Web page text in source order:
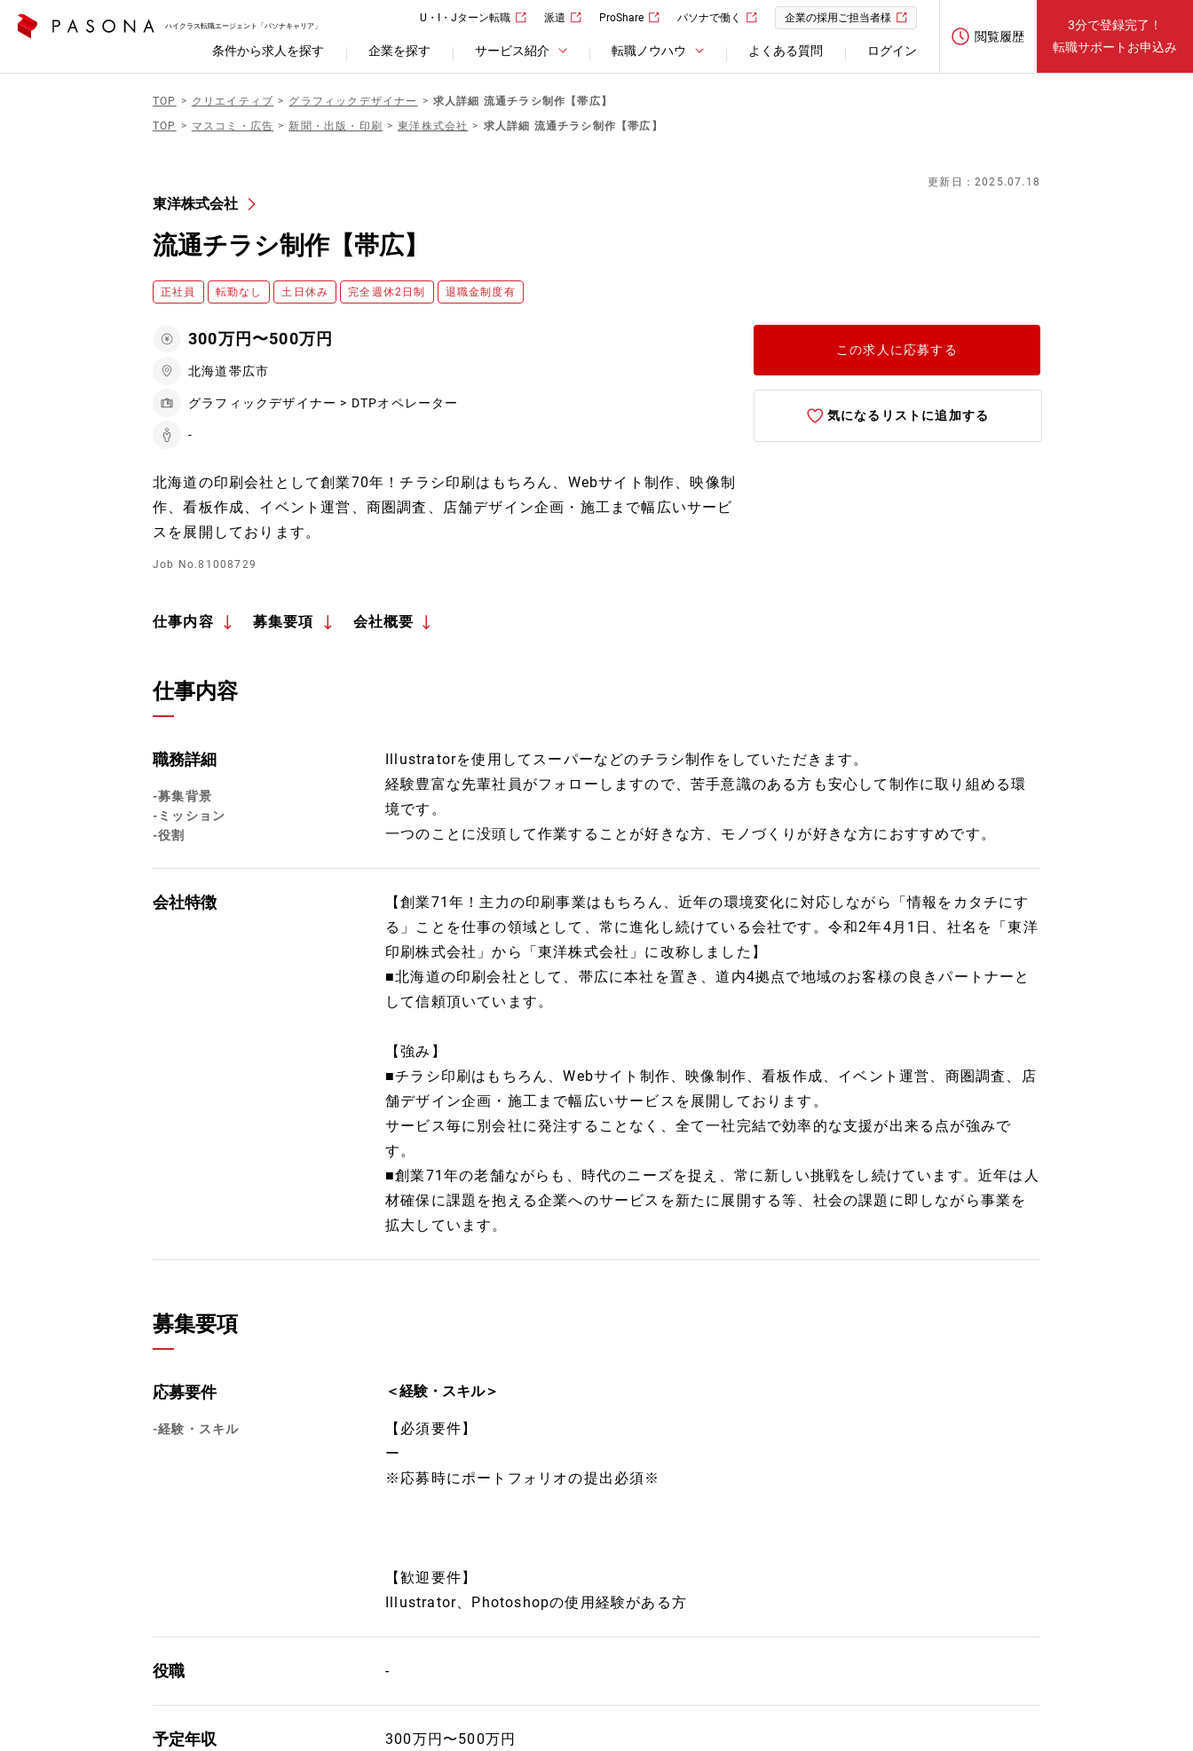
ハイクラス転職エージェント「パソナキャリア」
U・I・Jターン転職 派遣 ProShare パソナで働く 企業の採用ご担当者様
条件から求人を探す 企業を探す サービス紹介 転職ノウハウ よくある質問 ログイン
閲覧履歴
3分で登録完了！
転職サポートお申込み
TOP クリエイティブ グラフィックデザイナー
求人詳細 流通チラシ制作【帯広】
TOP
マスコミ・広告 新聞・出版・印刷 東洋株式会社 求人詳細 流通チラシ制作【帯広】
更新日：2025.07.18
東洋株式会社
流通チラシ制作【帯広】
正社員 転勤なし 土日休み 完全週休2日制 退職金制度有
300万円〜500万円
北海道帯広市
グラフィックデザイナー > DTPオペレーター
-
北海道の印刷会社として創業70年！チラシ印刷はもちろん、Webサイト制作、映像制
作、看板作成、イベント運営、商圏調査、店舗デザイン企画・施工まで幅広いサービ
スを展開しております。
Job No.81008729
この求人に応募する
気になるリストに追加する
仕事内容 募集要項 会社概要
仕事内容
職務詳細
-募集背景
-ミッション
-役割
Illustratorを使用してスーパーなどのチラシ制作をしていただきます。
経験豊富な先輩社員がフォローしますので、苦手意識のある方も安心して制作に取り組める環
境です。
一つのことに没頭して作業することが好きな方、モノづくりが好きな方におすすめです。
会社特徴
【創業71年！主力の印刷事業はもちろん、近年の環境変化に対応しながら「情報をカタチにす
る」ことを仕事の領域として、常に進化し続けている会社です。令和2年4月1日、社名を「東洋
印刷株式会社」から「東洋株式会社」に改称しました】
■北海道の印刷会社として、帯広に本社を置き、道内4拠点で地域のお客様の良きパートナーと
して信頼頂いています。
【強み】
■チラシ印刷はもちろん、Webサイト制作、映像制作、看板作成、イベント運営、商圏調査、店
舗デザイン企画・施工まで幅広いサービスを展開しております。
サービス毎に別会社に発注することなく、全て一社完結で効率的な支援が出来る点が強みで
す。
■創業71年の老舗ながらも、時代のニーズを捉え、常に新しい挑戦をし続けています。近年は人
材確保に課題を抱える企業へのサービスを新たに展開する等、社会の課題に即しながら事業を
拡大しています。
募集要項
応募要件
-経験・スキル
＜経験・スキル＞
【必須要件】
ー
※応募時にポートフォリオの提出必須※
【歓迎要件】
Illustrator、Photoshopの使用経験がある方
役職 -
予定年収 300万円〜500万円